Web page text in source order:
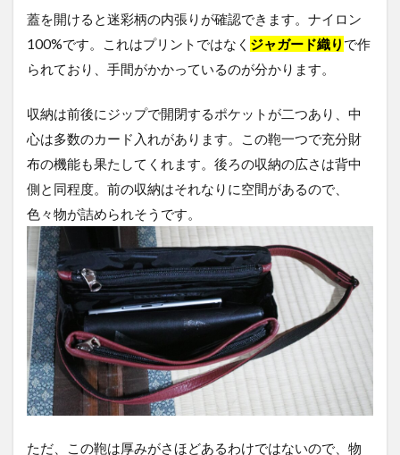
蓋を開けると迷彩柄の内張りが確認できます。ナイロン
100%です。これはプリントではなく ジャガード織り で作
られており、手間がかかっているのが分かります。
収納は前後にジップで開閉するポケットが二つあり、中
心は多数のカード入れがあります。この鞄一つで充分財
布の機能も果たしてくれます。後ろの収納の広さは背中
側と同程度。前の収納はそれなりに空間があるので、
色々物が詰められそうです。
ただ、この鞄は厚みがさほどあるわけではないので、物